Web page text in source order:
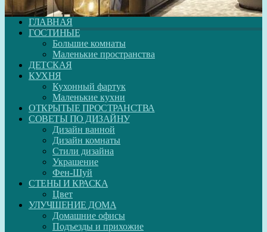
ГЛАВНАЯ
ГОСТИНЫЕ
Большие комнаты
Маленькие пространства
ДЕТСКАЯ
КУХНЯ
Кухонный фартук
Маленькие кухни
ОТКРЫТЫЕ ПРОСТРАНСТВА
СОВЕТЫ ПО ДИЗАЙНУ
Дизайн ванной
Дизайн комнаты
Стили дизайна
Украшение
Фен-Шуй
СТЕНЫ И КРАСКА
Цвет
УЛУЧШЕНИЕ ДОМА
Домашние офисы
Подъезды и прихожие